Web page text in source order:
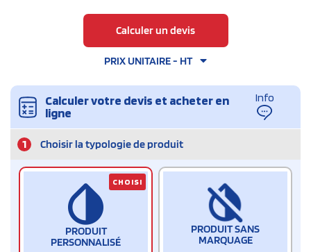
Calculer un devis
PRIX UNITAIRE - HT
Calculer votre devis et acheter en
ligne
Info
1 Choisir la typologie de produit
PRODUIT
PERSONNALISÉ
CHOISI
PRODUIT SANS
MARQUAGE